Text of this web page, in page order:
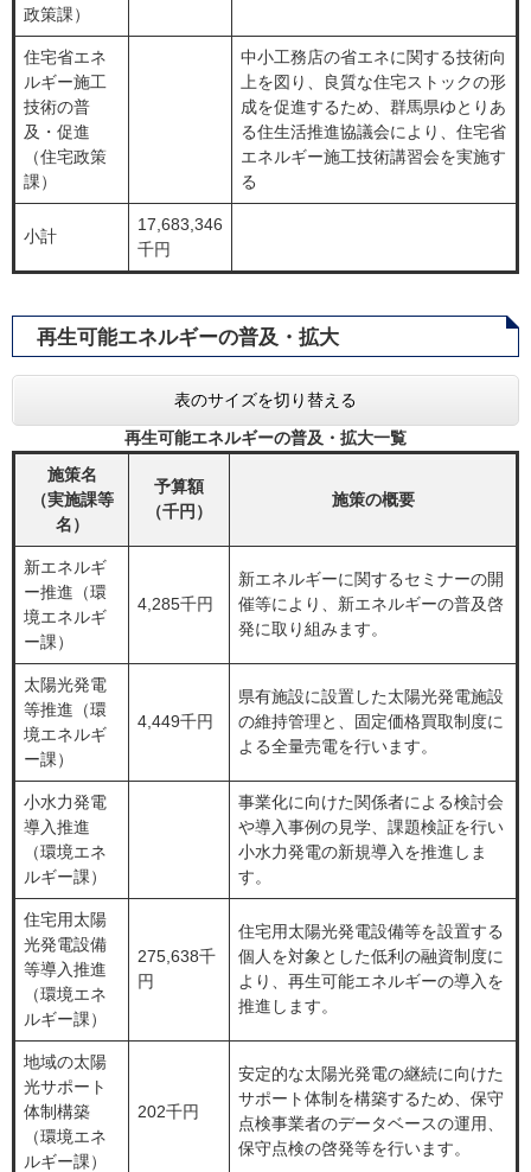
政策課）
住宅省エネ
ルギー施工
技術の普
及・促進
（住宅政策
課）
中小工務店の省エネに関する技術向
上を図り、良質な住宅ストックの形
成を促進するため、群馬県ゆとりあ
る住生活推進協議会により、住宅省
エネルギー施工技術講習会を実施す
る
小計
17,683,346
千円
再生可能エネルギーの普及・拡大
表のサイズを切り替える
再生可能エネルギーの普及・拡大一覧
施策名
（実施課等
名）
予算額
（千円）
施策の概要
新エネルギ
ー推進（環
境エネルギ
ー課）
4,285千円
新エネルギーに関するセミナーの開
催等により、新エネルギーの普及啓
発に取り組みます。
太陽光発電
等推進（環
境エネルギ
ー課）
4,449千円
県有施設に設置した太陽光発電施設
の維持管理と、固定価格買取制度に
よる全量売電を行います。
小水力発電
導入推進
（環境エネ
ルギー課）
事業化に向けた関係者による検討会
や導入事例の見学、課題検証を行い
小水力発電の新規導入を推進しま
す。
住宅用太陽
光発電設備
等導入推進
（環境エネ
ルギー課）
275,638千
円
住宅用太陽光発電設備等を設置する
個人を対象とした低利の融資制度に
より、再生可能エネルギーの導入を
推進します。
地域の太陽
光サポート
体制構築
（環境エネ
ルギー課）
202千円
安定的な太陽光発電の継続に向けた
サポート体制を構築するため、保守
点検事業者のデータベースの運用、
保守点検の啓発等を行います。